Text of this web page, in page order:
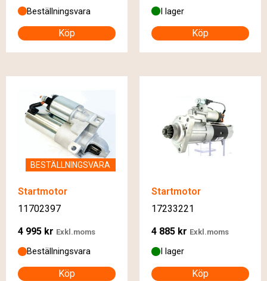
Beställningsvara
Köp
I lager
Köp
BESTÄLLNINGSVARA
Startmotor
11702397
4 995 kr Exkl.moms
Beställningsvara
Köp
Startmotor
17233221
4 885 kr Exkl.moms
I lager
Köp